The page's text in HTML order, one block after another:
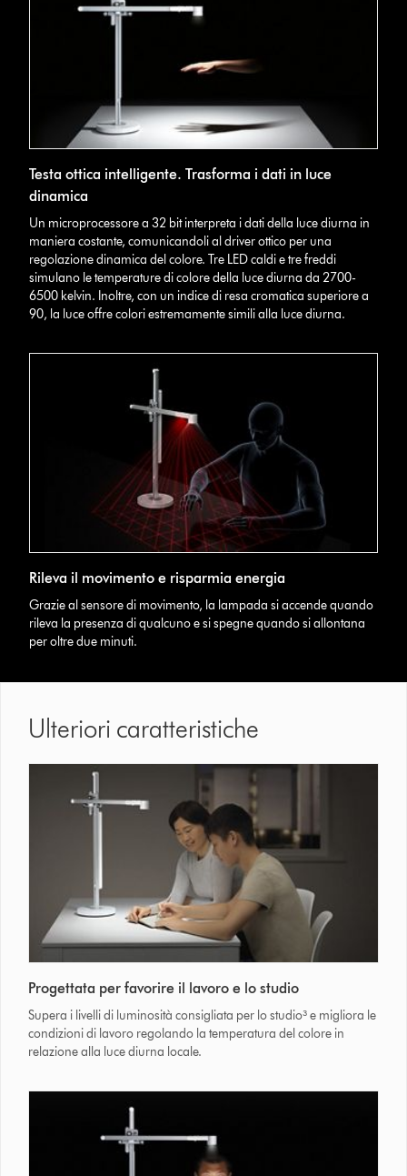
Testa ottica intelligente. Trasforma i dati in luce
dinamica
Un microprocessore a 32 bit interpreta i dati della luce diurna in
maniera costante, comunicandoli al driver ottico per una
regolazione dinamica del colore. Tre LED caldi e tre freddi
simulano le temperature di colore della luce diurna da 2700-
6500 kelvin. Inoltre, con un indice di resa cromatica superiore a
90, la luce offre colori estremamente simili alla luce diurna.
Rileva il movimento e risparmia energia
Grazie al sensore di movimento, la lampada si accende quando
rileva la presenza di qualcuno e si spegne quando si allontana
per oltre due minuti.
Ulteriori caratteristiche
Progettata per favorire il lavoro e lo studio
Supera i livelli di luminosità consigliata per lo studio³ e migliora le
condizioni di lavoro regolando la temperatura del colore in
relazione alla luce diurna locale.